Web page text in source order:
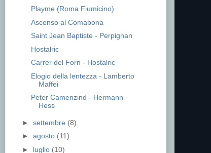
Playme (Roma Fiumicino)
Ascenso al Comabona
Saint Jean Baptiste - Perpignan
Hostalric
Carrer del Forn - Hostalric
Elogio della lentezza - Lamberto
Maffei
Peter Camenzind - Hermann
Hess
► settembre (8)
► agosto (11)
► luglio (10)